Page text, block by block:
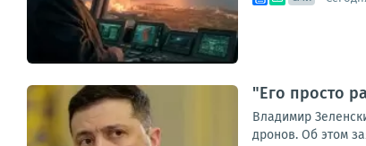
"Его просто
Владимир
дронов. Об этом